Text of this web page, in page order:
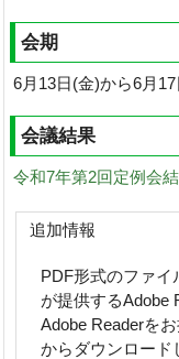
会期
6月13日(金)から6月
会議結果
令和7年第2回定例会
追加情報
PDF形式のファイ
が提供するAdobe
Adobe Readerを
からダウンロード